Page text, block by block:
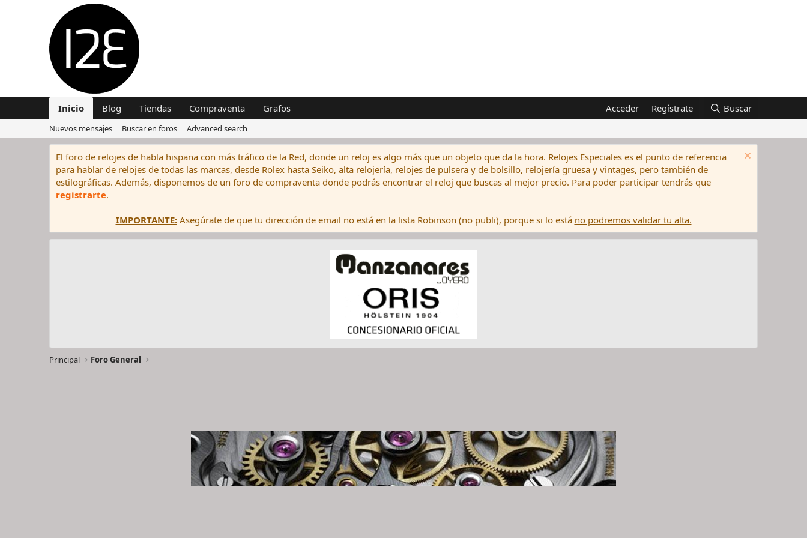
Inicio Blog Tiendas Compraventa Grafos Acceder Regístrate Buscar
Nuevos mensajes Buscar en foros Advanced search
El foro de relojes de habla hispana con más tráfico de la Red, donde un reloj es algo más que un objeto que da la hora. Relojes Especiales es el punto de referencia
para hablar de relojes de todas las marcas, desde Rolex hasta Seiko, alta relojería, relojes de pulsera y de bolsillo, relojería gruesa y vintages, pero también de
estilográficas. Además, disponemos de un foro de compraventa donde podrás encontrar el reloj que buscas al mejor precio. Para poder participar tendrás que
registrarte.
IMPORTANTE:Asegúrate de que tu dirección de email no está en la lista Robinson (no publi), porque si lo está no podremos validar tu alta.
Principal Foro General